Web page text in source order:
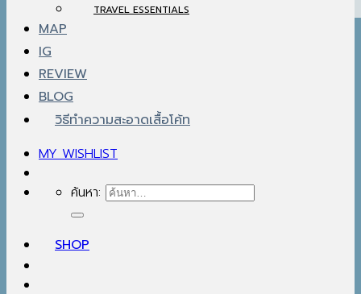
TRAVEL ESSENTIALS
MAP
IG
REVIEW
BLOG
วิธีทำความสะอาดเสื้อโค้ท
MY WISHLIST
ค้นหา:
SHOP